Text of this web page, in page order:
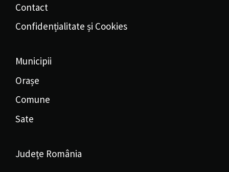
Contact
Confidențialitate și Cookies
Municipii
Orașe
Comune
Sate
Județe România